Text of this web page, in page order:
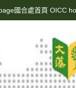
國合處首頁 OICC